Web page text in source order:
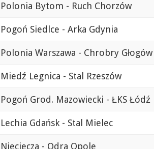
Polonia Bytom - Ruch Chorzów
Pogoń Siedlce - Arka Gdynia
Polonia Warszawa - Chrobry Głogów
Miedź Legnica - Stal Rzeszów
Pogoń Grod. Mazowiecki - ŁKS Łódź
Lechia Gdańsk - Stal Mielec
Nieciecza - Odra Opole